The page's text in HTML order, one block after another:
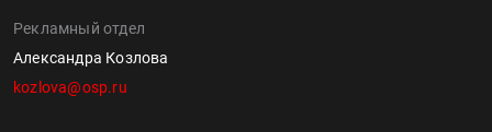
Рекламный отдел
Александра Козлова
kozlova@osp.ru